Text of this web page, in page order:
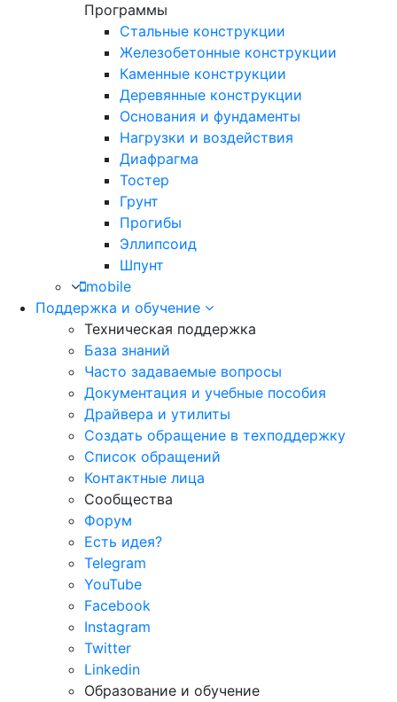
Программы
Стальные конструкции
Железобетонные конструкции
Каменные конструкции
Деревянные конструкции
Основания и фундаменты
Нагрузки и воздействия
Диафрагма
Тостер
Грунт
Прогибы
Эллипсоид
Шпунт
mobile
Поддержка и обучение
Техническая поддержка
База знаний
Часто задаваемые вопросы
Документация и учебные пособия
Драйвера и утилиты
Создать обращение в техподдержку
Список обращений
Контактные лица
Сообщества
Форум
Есть идея?
Telegram
YouTube
Facebook
Instagram
Twitter
Linkedin
Образование и обучение